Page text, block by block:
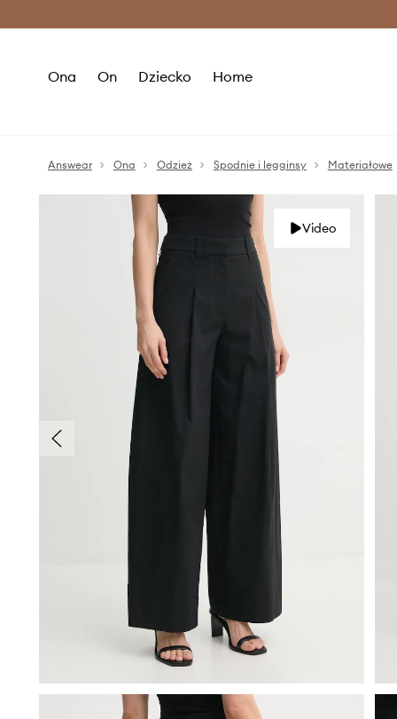
Ona On Dziecko Home
Answear Ona Odzież Spodnie i legginsy Materiałowe
Video